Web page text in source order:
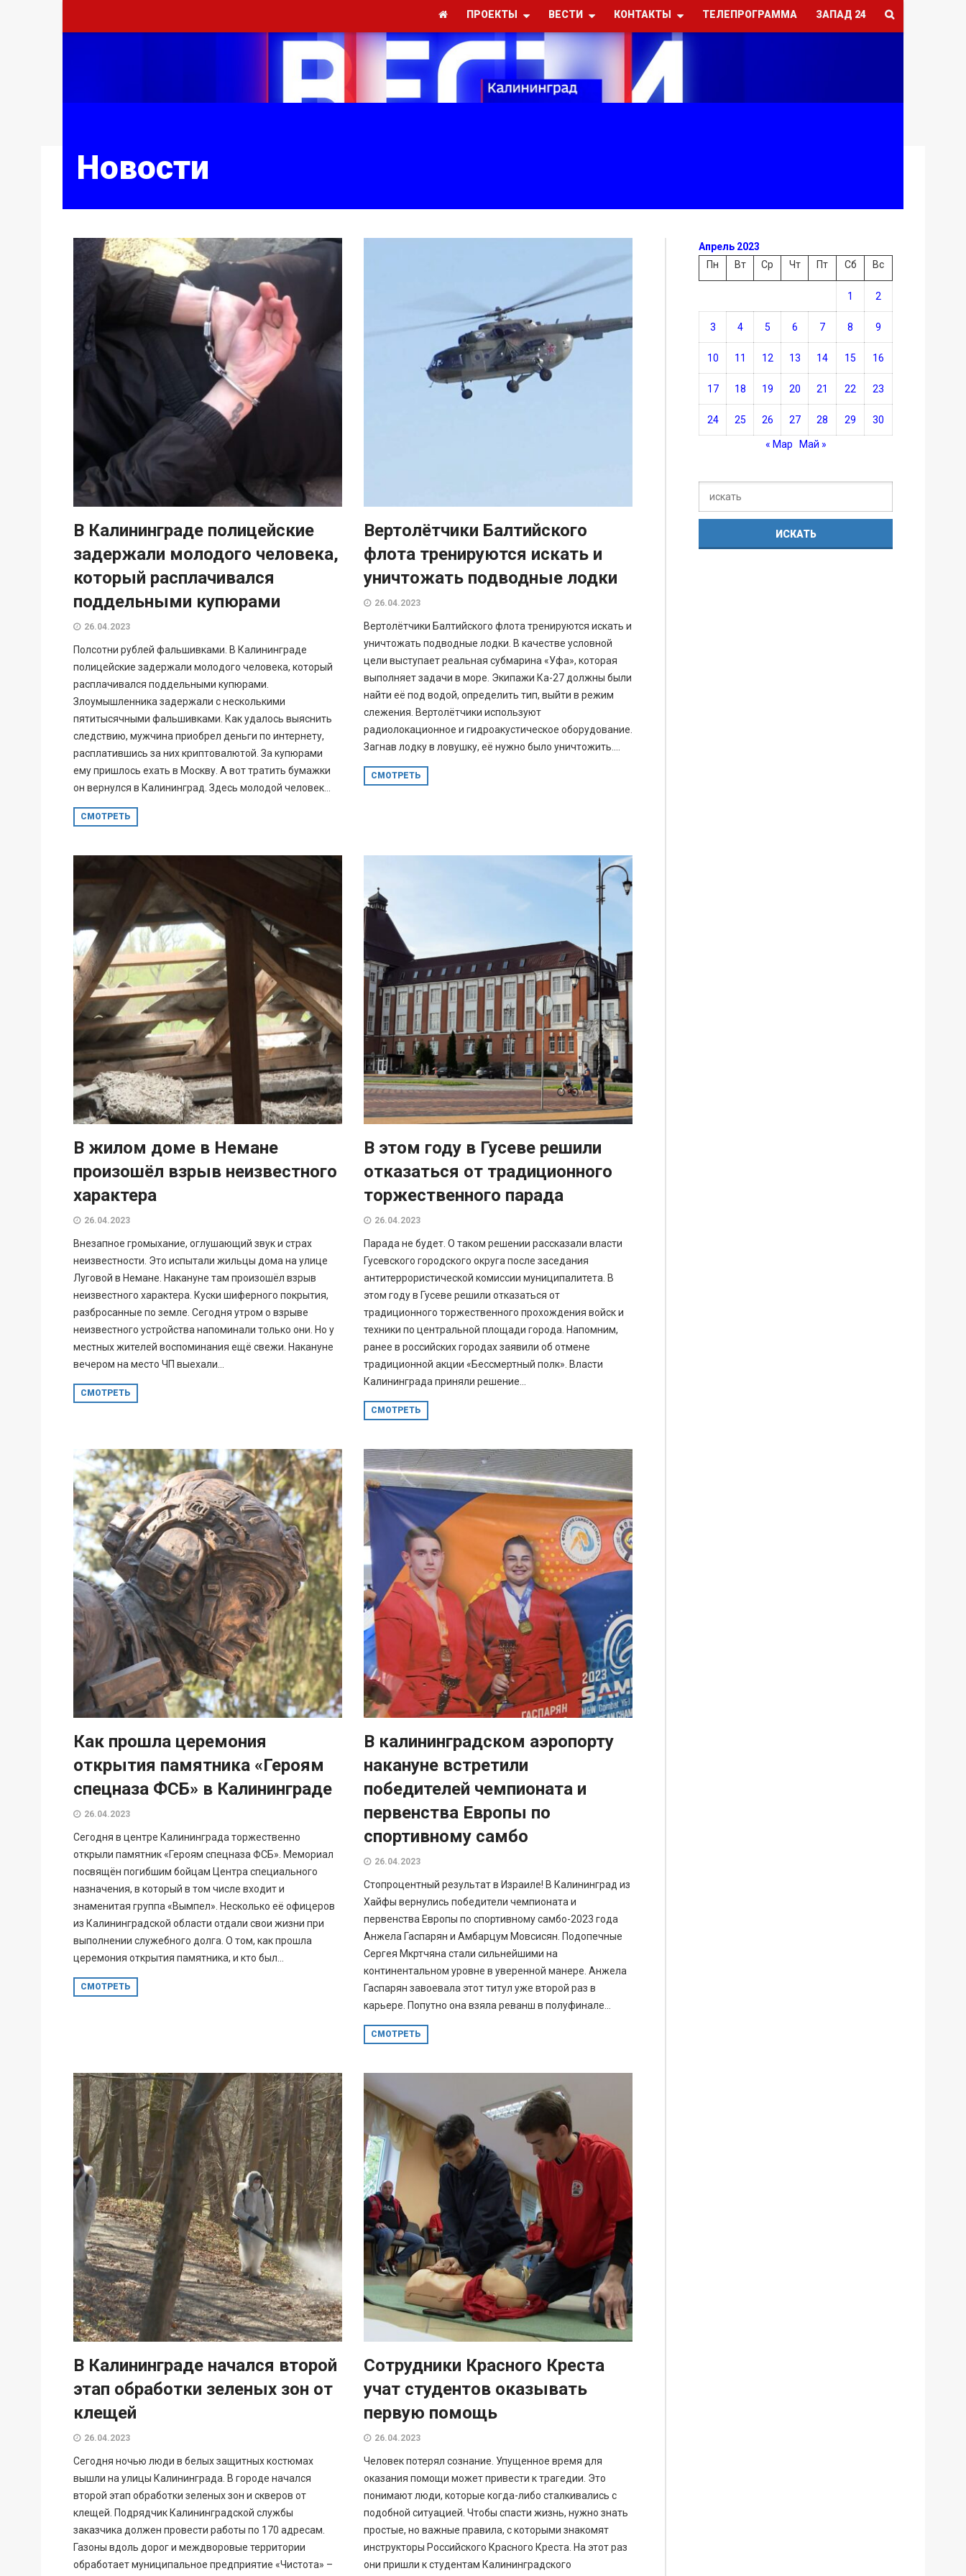
ПРОЕКТЫ ВЕСТИ КОНТАКТЫ ТЕЛЕПРОГРАММА ЗАПАД 24
Новости
В Калининграде полицейские
задержали молодого человека,
который расплачивался
поддельными купюрами
26.04.2023
Полсотни рублей фальшивками. В Калининграде
полицейские задержали молодого человека, который
расплачивался поддельными купюрами.
Злоумышленника задержали с несколькими
пятитысячными фальшивками. Как удалось выяснить
следствию, мужчина приобрел деньги по интернету,
расплатившись за них криптовалютой. За купюрами
ему пришлось ехать в Москву. А вот тратить бумажки
он вернулся в Калининград. Здесь молодой человек...
СМОТРЕТЬ
Вертолётчики Балтийского
флота тренируются искать и
уничтожать подводные лодки
26.04.2023
Вертолётчики Балтийского флота тренируются искать и
уничтожать подводные лодки. В качестве условной
цели выступает реальная субмарина «Уфа», которая
выполняет задачи в море. Экипажи Ка-27 должны были
найти её под водой, определить тип, выйти в режим
слежения. Вертолётчики используют
радиолокационное и гидроакустическое оборудование.
Загнав лодку в ловушку, её нужно было уничтожить....
СМОТРЕТЬ
В жилом доме в Немане
произошёл взрыв неизвестного
характера
26.04.2023
Внезапное громыхание, оглушающий звук и страх
неизвестности. Это испытали жильцы дома на улице
Луговой в Немане. Накануне там произошёл взрыв
неизвестного характера. Куски шиферного покрытия,
разбросанные по земле. Сегодня утром о взрыве
неизвестного устройства напоминали только они. Но у
местных жителей воспоминания ещё свежи. Накануне
вечером на место ЧП выехали...
СМОТРЕТЬ
В этом году в Гусеве решили
отказаться от традиционного
торжественного парада
26.04.2023
Парада не будет. О таком решении рассказали власти
Гусевского городского округа после заседания
антитеррористической комиссии муниципалитета. В
этом году в Гусеве решили отказаться от
традиционного торжественного прохождения войск и
техники по центральной площади города. Напомним,
ранее в российских городах заявили об отмене
традиционной акции «Бессмертный полк». Власти
Калининграда приняли решение...
СМОТРЕТЬ
Как прошла церемония
открытия памятника «Героям
спецназа ФСБ» в Калининграде
26.04.2023
Сегодня в центре Калининграда торжественно
открыли памятник «Героям спецназа ФСБ». Мемориал
посвящён погибшим бойцам Центра специального
назначения, в который в том числе входит и
знаменитая группа «Вымпел». Несколько её офицеров
из Калининградской области отдали свои жизни при
выполнении служебного долга. О том, как прошла
церемония открытия памятника, и кто был...
СМОТРЕТЬ
В калининградском аэропорту
накануне встретили
победителей чемпионата и
первенства Европы по
спортивному самбо
26.04.2023
Стопроцентный результат в Израиле! В Калининград из
Хайфы вернулись победители чемпионата и
первенства Европы по спортивному самбо-2023 года
Анжела Гаспарян и Амбарцум Мовсисян. Подопечные
Сергея Мкртчяна стали сильнейшими на
континентальном уровне в уверенной манере. Анжела
Гаспарян завоевала этот титул уже второй раз в
карьере. Попутно она взяла реванш в полуфинале...
СМОТРЕТЬ
В Калининграде начался второй
этап обработки зеленых зон от
клещей
26.04.2023
Сегодня ночью люди в белых защитных костюмах
вышли на улицы Калининграда. В городе начался
второй этап обработки зеленых зон и скверов от
клещей. Подрядчик Калининградской службы
заказчика должен провести работы по 170 адресам.
Газоны вдоль дорог и междворовые территории
обработает муниципальное предприятие «Чистота» –
Сотрудники Красного Креста
учат студентов оказывать
первую помощь
26.04.2023
Человек потерял сознание. Упущенное время для
оказания помощи может привести к трагедии. Это
понимают люди, которые когда-либо сталкивались с
подобной ситуацией. Чтобы спасти жизнь, нужно знать
простые, но важные правила, с которыми знакомят
инструкторы Российского Красного Креста. На этот раз
они пришли к студентам Калининградского
Апрель 2023
Пн
Вт Ср Чт Пт Сб Вс
1 2
3 4 5 6 7 8 9
10 11 12 13 14 15 16
17 18 19 20 21 22 23
24 25 26 27 28 29 30
« Мар Май »